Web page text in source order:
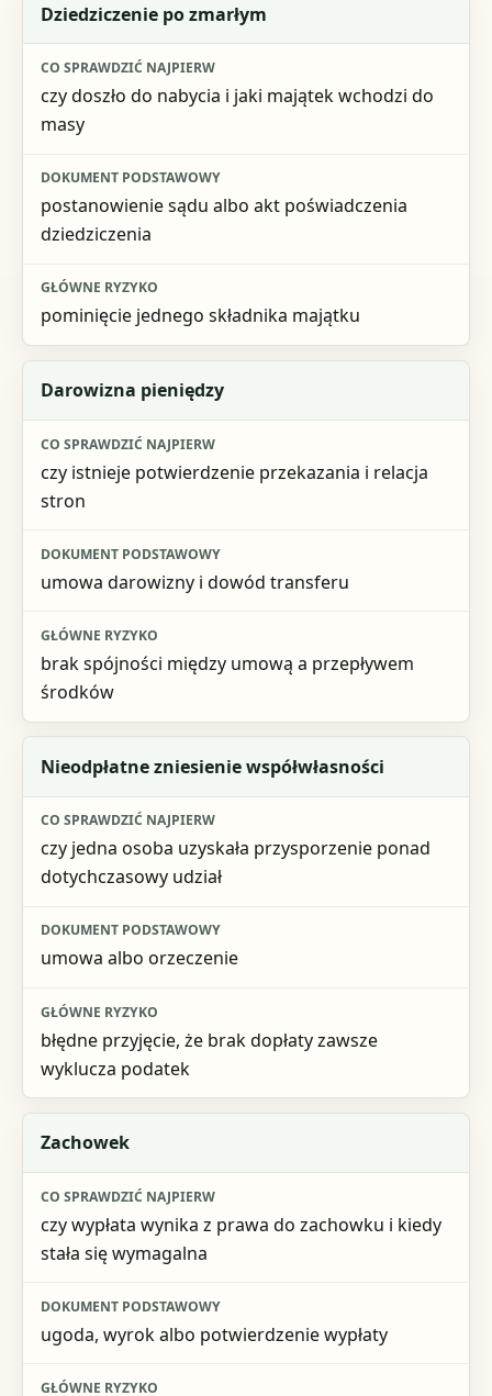
Sytuacja
Co sprawdzić najpierw
Dokument podstawowy
Dziedziczenie po zmarłym
czy doszło do nabycia i jaki majątek wchodzi do
masy
postanowienie sądu albo akt poświadczenia
dziedziczenia
pominięcie jednego składnika majątku
Darowizna pieniędzy
czy istnieje potwierdzenie przekazania i relacja
stron
umowa darowizny i dowód transferu
brak spójności między umową a przepływem
środków
Nieodpłatne zniesienie współwłasności
czy jedna osoba uzyskała przysporzenie ponad
dotychczasowy udział
umowa albo orzeczenie
błędne przyjęcie, że brak dopłaty zawsze
wyklucza podatek
Zachowek
czy wypłata wynika z prawa do zachowku i kiedy
stała się wymagalna
ugoda, wyrok albo potwierdzenie wypłaty